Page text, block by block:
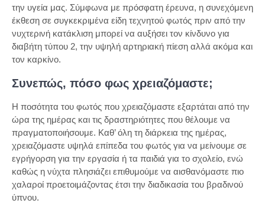
την υγεία μας. Σύμφωνα με πρόσφατη έρευνα, η συνεχόμενη
έκθεση σε συγκεκριμένα είδη τεχνητού φωτός πριν από την
νυχτερινή κατάκλιση μπορεί να αυξήσει τον κίνδυνο για
διαβήτη τύπου 2, την υψηλή αρτηριακή πίεση αλλά ακόμα και
τον καρκίνο.
Συνεπώς, πόσο φως χρειαζόμαστε;
Η ποσότητα του φωτός που χρειαζόμαστε εξαρτάται από την
ώρα της ημέρας και τις δραστηριότητες που θέλουμε να
πραγματοποιήσουμε. Καθ’ όλη τη διάρκεια της ημέρας,
χρειαζόμαστε υψηλά επίπεδα του φωτός για να μείνουμε σε
εγρήγορση για την εργασία ή τα παιδιά για το σχολείο, ενώ
καθώς η νύχτα πλησιάζει επιθυμούμε να αισθανόμαστε πιο
χαλαροί προετοιμάζοντας έτσι την διαδικασία του βραδινού
ύπνου.